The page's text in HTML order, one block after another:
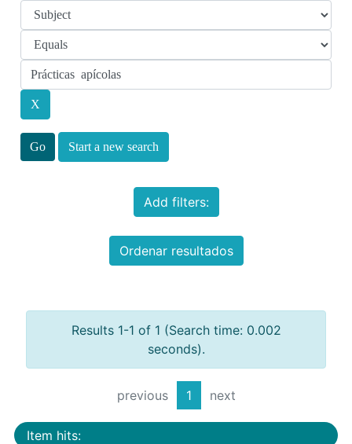
Start a new search
Add filters:
Ordenar resultados
Results 1-1 of 1 (Search time: 0.002
seconds).
previous 1 next
Item hits: